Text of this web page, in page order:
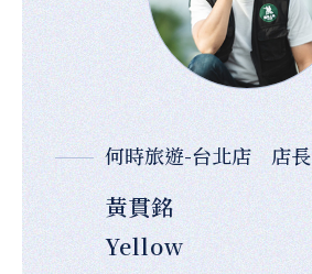
何時旅遊-台北店 店長
黃貫銘
Yellow